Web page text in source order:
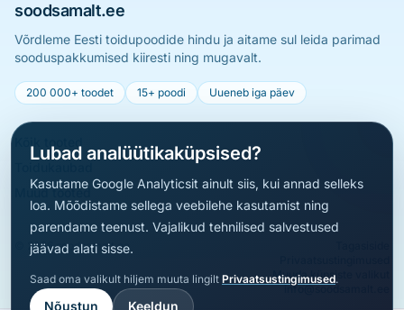
soodsamalt.ee
Võrdleme Eesti toidupoodide hindu ja aitame sul leida parimad
sooduspakkumised kiiresti ning mugavalt.
200 000+ toodet 15+ poodi Uueneb iga päev
Muud tooted
© 2026 soodsamalt.ee
Muuda küpsiste valikut
info@soodsamalt.ee
Lubad analüütikaküpsised?
Kasutame Google Analyticsit ainult siis, kui annad selleks
loa. Mõõdistame sellega veebilehe kasutamist ning
parendame teenust. Vajalikud tehnilised salvestused
jäävad alati sisse.
Saad oma valikult hiljem muuta lingilt Privaatsustingimused.
Nõustun Keeldun